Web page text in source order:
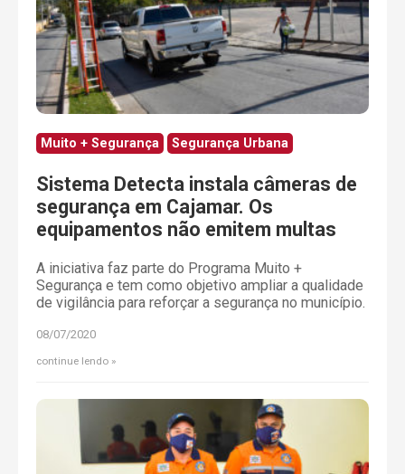
Muito + Segurança Segurança Urbana
Sistema Detecta instala câmeras de
segurança em Cajamar. Os
equipamentos não emitem multas
A iniciativa faz parte do Programa Muito +
Segurança e tem como objetivo ampliar a qualidade
de vigilância para reforçar a segurança no município.
08/07/2020
continue lendo